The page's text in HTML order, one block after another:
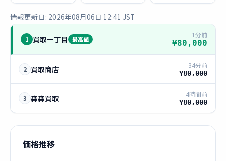
情報更新日: 2026年08月06日 12:41 JST
1 買取一丁目 最高値
1分前
¥80,000
2 買取商店 34分前
¥80,000
3 森森買取 4時間前
¥80,000
価格推移